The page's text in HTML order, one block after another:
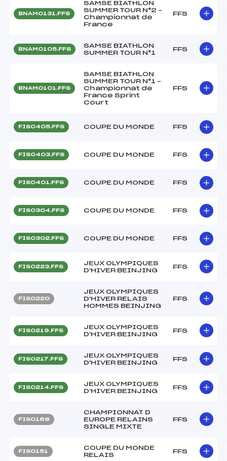
BNAM0131.FFS
SAMSE BIATHLON
SUMMER TOUR N°2 –
Championnat de
France
FFS
BNAM0105.FFS
SAMSE BIATHLON
SUMMER TOUR N°1
FFS
BNAM0101.FFS
SAMSE BIATHLON
SUMMER TOUR N°1 –
Championnat de
France Sprint
Court
FFS
FIS0405.FFS COUPE DU MONDE FFS
FIS0403.FFS COUPE DU MONDE FFS
FIS0401.FFS COUPE DU MONDE FFS
FIS0304.FFS COUPE DU MONDE FFS
FIS0302.FFS COUPE DU MONDE FFS
FIS0223.FFS
JEUX OLYMPIQUES
D'HIVER BEINJING
FFS
FIS0220
JEUX OLYMPIQUES
D'HIVER RELAIS
HOMMES BEINJING
FFS
FIS0219.FFS
JEUX OLYMPIQUES
D'HIVER BEINJING
FFS
FIS0217.FFS
JEUX OLYMPIQUES
D'HIVER BEINJING
FFS
FIS0214.FFS
JEUX OLYMPIQUES
D'HIVER BEINJING
FFS
FIS0168
CHAMPIONNAT D
EUROPE RELAINS
SINGLE MIXTE
FFS
FIS0151
COUPE DU MONDE
RELAIS
FFS